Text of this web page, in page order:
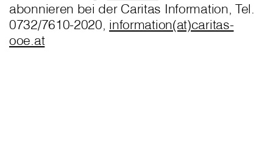
abonnieren bei der Caritas Information, Tel.
0732/7610-2020, information(at)caritas-
ooe.at